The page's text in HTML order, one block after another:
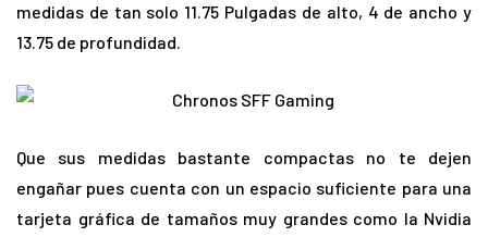
medidas de tan solo 11.75 Pulgadas de alto, 4 de ancho y
13.75 de profundidad.
Que sus medidas bastante compactas no te dejen
engañar pues cuenta con un espacio suficiente para una
tarjeta gráfica de tamaños muy grandes como la Nvidia